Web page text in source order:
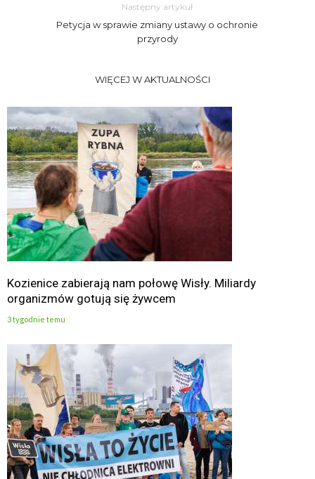
Następny artykuł
Petycja w sprawie zmiany ustawy o ochronie
przyrody
WIĘCEJ W AKTUALNOŚCI
Kozienice zabierają nam połowę Wisły. Miliardy
organizmów gotują się żywcem
3 tygodnie temu